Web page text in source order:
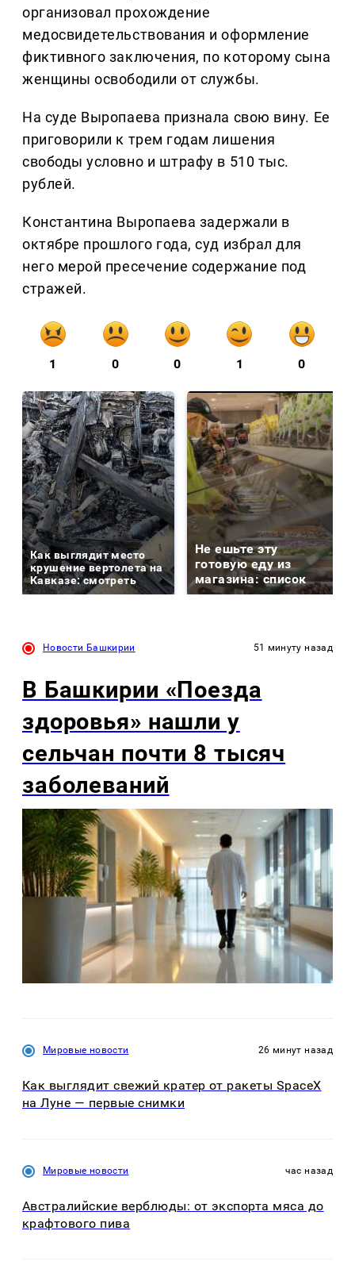
организовал прохождение
медосвидетельствования и оформление
фиктивного заключения, по которому сына
женщины освободили от службы.
На суде Выропаева признала свою вину. Ее
приговорили к трем годам лишения
свободы условно и штрафу в 510 тыс.
рублей.
Константина Выропаева задержали в
октябре прошлого года, суд избрал для
него мерой пресечение содержание под
стражей.
1 0 0 1 0
Как выглядит место
крушение вертолета на
Кавказе: смотреть
Не ешьте эту
готовую еду из
магазина: список
Новости Башкирии 51 минуту назад
В Башкирии «Поезда
здоровья» нашли у
сельчан почти 8 тысяч
заболеваний
Мировые новости 26 минут назад
Как выглядит свежий кратер от ракеты SpaceX
на Луне — первые снимки
Мировые новости час назад
Австралийские верблюды: от экспорта мяса до
крафтового пива